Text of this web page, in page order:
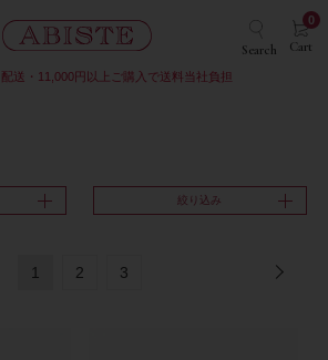
Search Cart
0
送・11,000円以上ご購入で送料当社負担
絞り込み
1 2 3